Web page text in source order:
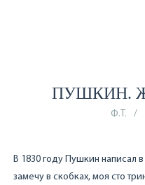
ПУШКИН.
Ф.Т.
В 1830 году Пушкин написал
замечу в скобках, моя сто